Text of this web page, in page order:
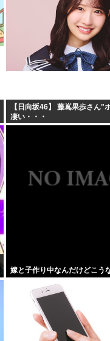
【日向坂46】 藤嶌果歩さん"
凄い・・・
嫁と子作り中なんだけどこう